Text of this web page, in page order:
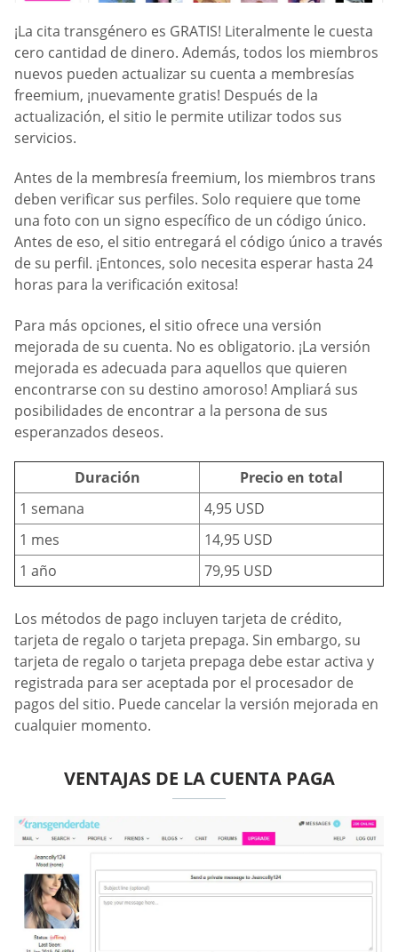
¡La cita transgénero es GRATIS! Literalmente le cuesta
cero cantidad de dinero. Además, todos los miembros
nuevos pueden actualizar su cuenta a membresías
freemium, ¡nuevamente gratis! Después de la
actualización, el sitio le permite utilizar todos sus
servicios.
Antes de la membresía freemium, los miembros trans
deben verificar sus perfiles. Solo requiere que tome
una foto con un signo específico de un código único.
Antes de eso, el sitio entregará el código único a través
de su perfil. ¡Entonces, solo necesita esperar hasta 24
horas para la verificación exitosa!
Para más opciones, el sitio ofrece una versión
mejorada de su cuenta. No es obligatorio. ¡La versión
mejorada es adecuada para aquellos que quieren
encontrarse con su destino amoroso! Ampliará sus
posibilidades de encontrar a la persona de sus
esperanzados deseos.
Duración
Precio en total
1 semana
4,95 USD
1 mes
14,95 USD
1 año
79,95 USD
Los métodos de pago incluyen tarjeta de crédito,
tarjeta de regalo o tarjeta prepaga. Sin embargo, su
tarjeta de regalo o tarjeta prepaga debe estar activa y
registrada para ser aceptada por el procesador de
pagos del sitio. Puede cancelar la versión mejorada en
cualquier momento.
VENTAJAS DE LA CUENTA PAGA